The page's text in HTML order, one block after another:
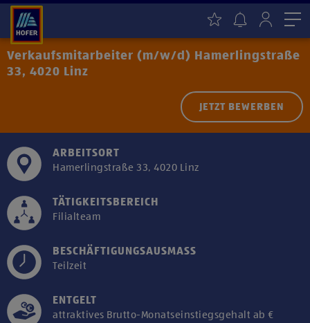
Verkaufsmitarbeiter (m/w/d) Hamerlingstraße
33, 4020 Linz
JETZT BEWERBEN
ARBEITSORT
Hamerlingstraße 33, 4020 Linz
TÄTIGKEITSBEREICH
Filialteam
BESCHÄFTIGUNGSAUSMASS
Teilzeit
ENTGELT
attraktives Brutto-Monatseinstiegsgehalt ab €